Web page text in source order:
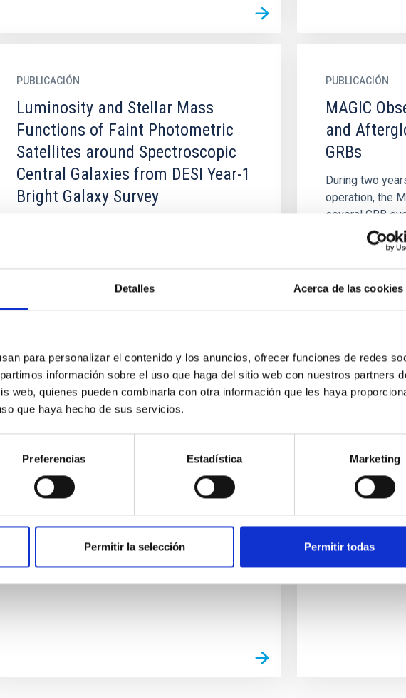
Detalles Acerca de las cookies
para personalizar el contenido y los anuncios, ofrecer funciones de redes
información sobre el uso que haga del sitio web con nuestros partners
web, quienes pueden combinarla con otra información que les haya
que haya hecho de sus servicios.
Preferencias Estadística Marketing
Permitir la selección Permitir todas
PUBLICACIÓN
Luminosity and Stellar Mass
Functions of Faint Photometric
Satellites around Spectroscopic
Central Galaxies from DESI Year-1
Bright Galaxy Survey
PUBLICACIÓN
MAGIC
and
GRBs
During two
operation, the
several GRB
afterglow
PUBLICACIÓN
Sextet: A Plausible Way Out of the
Short Crossing Time Paradox
We used integral field spectroscopy from
CALIFA DR3 and multiwavelength publicly
available data to investigate the star formation
histories of galaxies in the...
The ACS
Stars and
Group
We present
stars in a
galaxies,
Tucana, based